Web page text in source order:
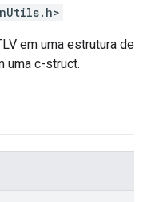
em uma estrutura de
uma c-struct.